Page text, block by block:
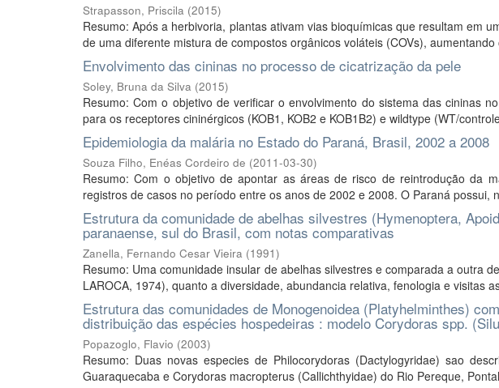
Strapasson, Priscila (2015)
Resumo: Após a herbivoria, plantas ativam vias bioquímicas que resultam em
de uma diferente mistura de compostos orgânicos voláteis (COVs),
Envolvimento das cininas no processo de cicatrização da pele
Soley, Bruna da Silva (2015)
Resumo: Com o objetivo de verificar o envolvimento do sistema das cininas
para os receptores cininérgicos (KOB1, KOB2 e KOB1B2) e wildtype (WT/
Epidemiologia da malária no Estado do Paraná, Brasil, 2002 a 2008
Souza Filho, Enéas Cordeiro de (2011-03-30)
Resumo: Com o objetivo de apontar as áreas de risco de reintrodução da
registros de casos no período entre os anos de 2002 e 2008. O Paraná possui,
Estrutura da comunidade de abelhas silvestres (Hymenoptera,
paranaense, sul do Brasil, com notas comparativas
Zanella, Fernando Cesar Vieira (1991)
Resumo: Uma comunidade insular de abelhas silvestres e comparada a outra
LAROCA, 1974), quanto a diversidade, abundancia relativa, fenologia e visitas
Estrutura das comunidades de Monogenoidea (Platyhelminthes)
distribuição das espécies hospedeiras : modelo Corydoras spp.
Popazoglo, Flavio (2003)
Resumo: Duas novas especies de Philocorydoras (Dactylogyridae) sao
Guaraquecaba e Corydoras macropterus (Callichthyidae) do Rio Pereque,